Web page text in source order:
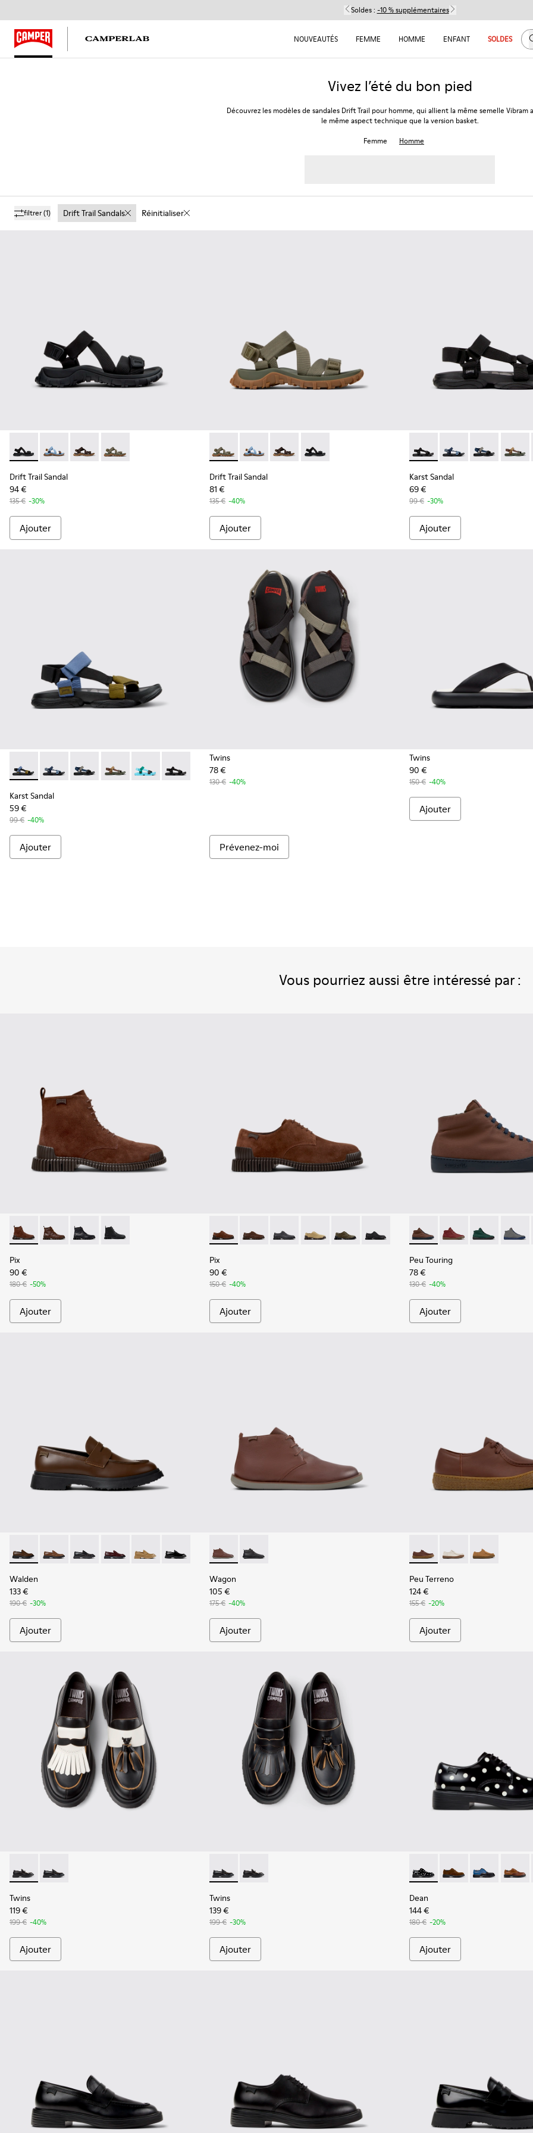
Soldes : -10 % supplémentaires
NOUVEAUTÉS FEMME HOMME ENFANT SOLDES
Vivez l’été du bon pied
Découvrez les modèles de sandales Drift Trail pour homme, qui allient la même semelle
le même aspect technique que la version basket.
Femme
Homme
filtrer(1) Drift Trail Sandals Réinitialiser
Drift Trail Sandal - K101039-001 - Sandales en textile noires Pour homme.
Drift Trail Sandal - K101039-010
Drift Trail Sandal - K101039-007
Drift Trail Sandal - K101039-004 - Sandales en PET recyclé vert pour homme.
Drift Trail Sandal
94 €
135 € -30%
Ajouter
Drift Trail Sandal - K101039-004 - Sandales en PET recyclé vert pour homme.
Drift Trail Sandal - K101039-010
Drift Trail Sandal - K101039-007
Drift Trail Sandal - K101039-001 - Sandales en textile
Drift Trail Sandal
81 €
135 € -40%
Ajouter
Karst Sandal - K101048-001
Karst Sandal -Karst Sandal
Karst
Karst Sandal
69 €
99 € -30%
Ajouter
Karst Sandal - K101048-005 - Sandales en PET recyclé multicolore pour homme.
Karst Sandal - K101048-008
Karst Sandal - K101048-007
Karst Sandal - K101048-006
Karst Sandal - K101048-003 - Sandales en PET recyclé multicolore pour homme.
Karst Sandal - K101048-001 - Sandales en textile noires Pour homme.
Karst Sandal
59 €
99 € -40%
Ajouter
Twins
78 €
130 € -40%
Prévenez-moi
Twins
90 €
150 € -40%
Ajouter
Vous pourriez aussi être intéressé par :
Pix - K300542-003 - Bottines en cuir suédé marron Pour homme.
Pix - K300542-005
Pix - K300542-004
Pix - K300542-001 - Bottines en cuir noir Pour homme.
Pix
90 €
180 € -50%
Ajouter
Pix - K101076-005 - Chaussures en cuir suédé marron Pour homme.
Pix - K101076-010
Pix - K101076-008
Pix - K101076-006
Pix - K101076-003
Pix - K101076-001 - Chaussures en cuir
Pix
90 €
150 € -40%
Ajouter
Peu Touring - K300270-
Peu Touring -Peu Touring -
Peu
Peu Touring
78 €
130 € -40%
Ajouter
Walden - K100633-046 - Mocassins/chaussures bateau en cuir marron pour homme.
Walden - K100633-049
Walden - K100633-048
Walden - K100633-045
Walden - K100633-027
Walden - K100633-019 - Mocassins en cuir noir pour homme.
Walden
133 €
190 € -30%
Ajouter
Wagon - K300378-019 - Bottines en cuir marron pour homme.
Wagon - K300378-017 - Bottines en cuir noir pour homme.
Wagon
105 €
175 € -40%
Ajouter
Peu Terreno - K101099-001
Peu Terreno -Peu Terreno -
Peu Terreno
124 €
155 € -20%
Ajouter
Twins - K101113-002 - Chaussures bateau en cuir noir et blanc Pour homme.
Twins - K101113-001 - Chaussures bateau en cuir noir Pour homme.
Twins
119 €
199 € -40%
Ajouter
Twins - K101113-001 - Chaussures bateau en cuir noir Pour homme.
Twins - K101113-002 - Chaussures bateau en cuir noir et blanc Pour
Twins
139 €
199 € -30%
Ajouter
Dean - K100979-014 -
Dean - K100979-027
Dean - Dean
Dean
144 €
180 € -20%
Ajouter